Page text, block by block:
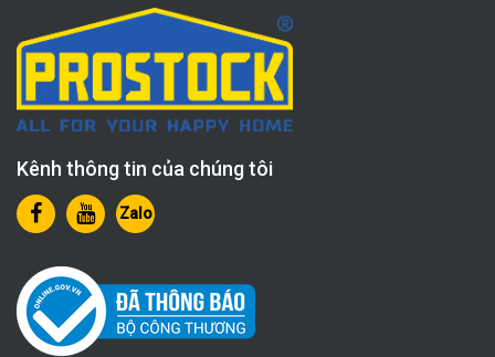
Kênh thông tin của chúng tôi
Zalo